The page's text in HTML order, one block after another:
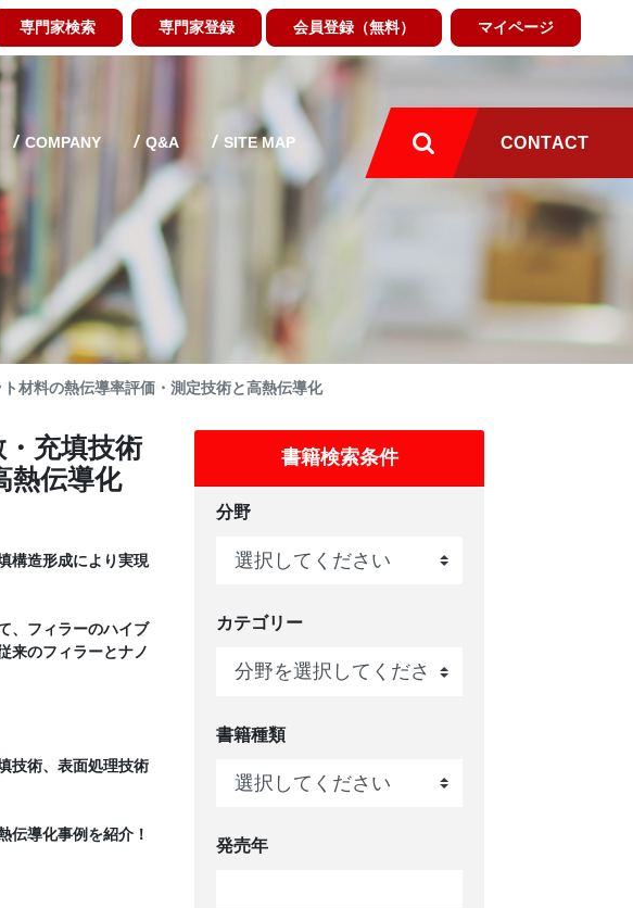
専門家検索 専門家登録 会員登録（無料） マイページ
COMPANY Q&A SITE MAP CONTACT
材料の熱伝導率評価・測定技術と高熱伝導化
充填技術
熱伝導化
構造形成により実現
、フィラーのハイブ
来のフィラーとナノ
技術、表面処理技術
伝導化事例を紹介！
書籍検索条件
分野
カテゴリー
書籍種類
発売年